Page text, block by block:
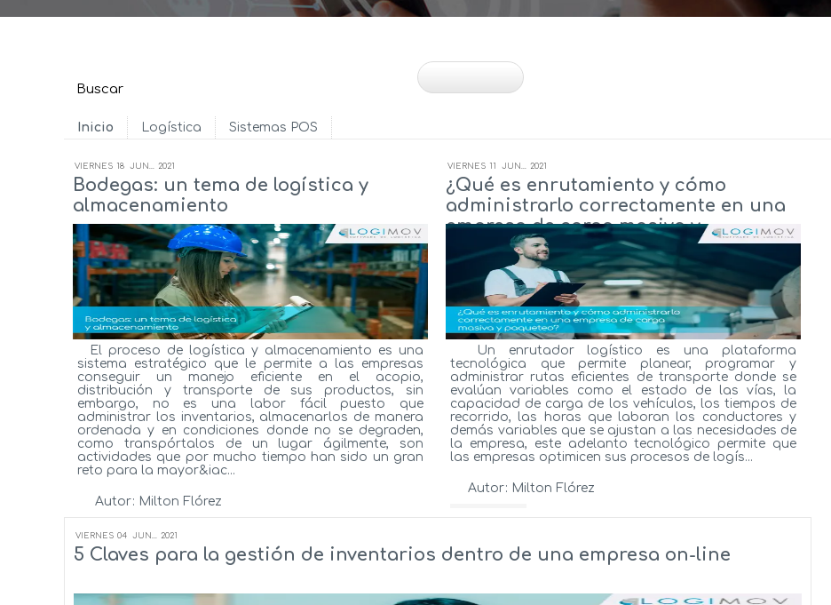
Inicio Logística Sistemas POS
VIERNES 18 JUN... 2021
Bodegas: un tema de logística y
almacenamiento
El proceso de logística y almacenamiento es una
sistema estratégico que le permite a las empresas
conseguir un manejo eficiente en el acopio,
distribución y transporte de sus productos, sin
embargo, no es una labor fácil puesto que
administrar los inventarios, almacenarlos de manera
ordenada y en condiciones donde no se degraden,
como transpórtalos de un lugar ágilmente, son
actividades que por mucho tiempo han sido un gran
reto para la mayor&iac...
Autor: Milton Flórez
Ver más...
VIERNES 11 JUN... 2021
¿Qué es enrutamiento y cómo
administrarlo correctamente en una
empresa de carga masiva y
paqueteo?
Un enrutador logístico es una plataforma
tecnológica que permite planear, programar y
administrar rutas eficientes de transporte donde se
evalúan variables como el estado de las vías, la
capacidad de carga de los vehículos, los tiempos de
recorrido, las horas que laboran los conductores y
demás variables que se ajustan a las necesidades de
la empresa, este adelanto tecnológico permite que
las empresas optimicen sus procesos de logís...
Autor: Milton Flórez
VIERNES 04 JUN... 2021
5 Claves para la gestión de inventarios dentro de una empresa on-line